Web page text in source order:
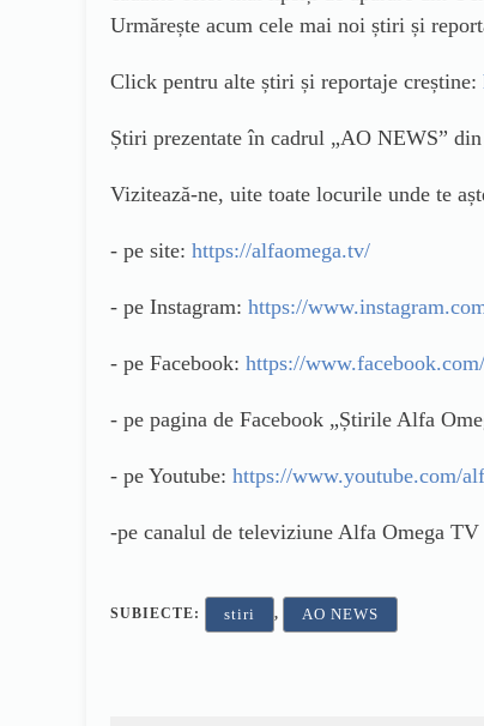
Urmărește acum cele mai noi știri și
Click pentru alte știri și reportaje creștine:
Știri prezentate în cadrul „AO NEWS”
Vizitează-ne, uite toate locurile unde te
- pe site: https://alfaomega.tv/
- pe Instagram: https://
- pe Facebook: https://
- pe pagina de Facebook „Știrile Alfa
- pe Youtube: https://www.youtube.com/
-pe canalul de televiziune Alfa Omega TV
SUBIECTE: stiri , AO NEWS